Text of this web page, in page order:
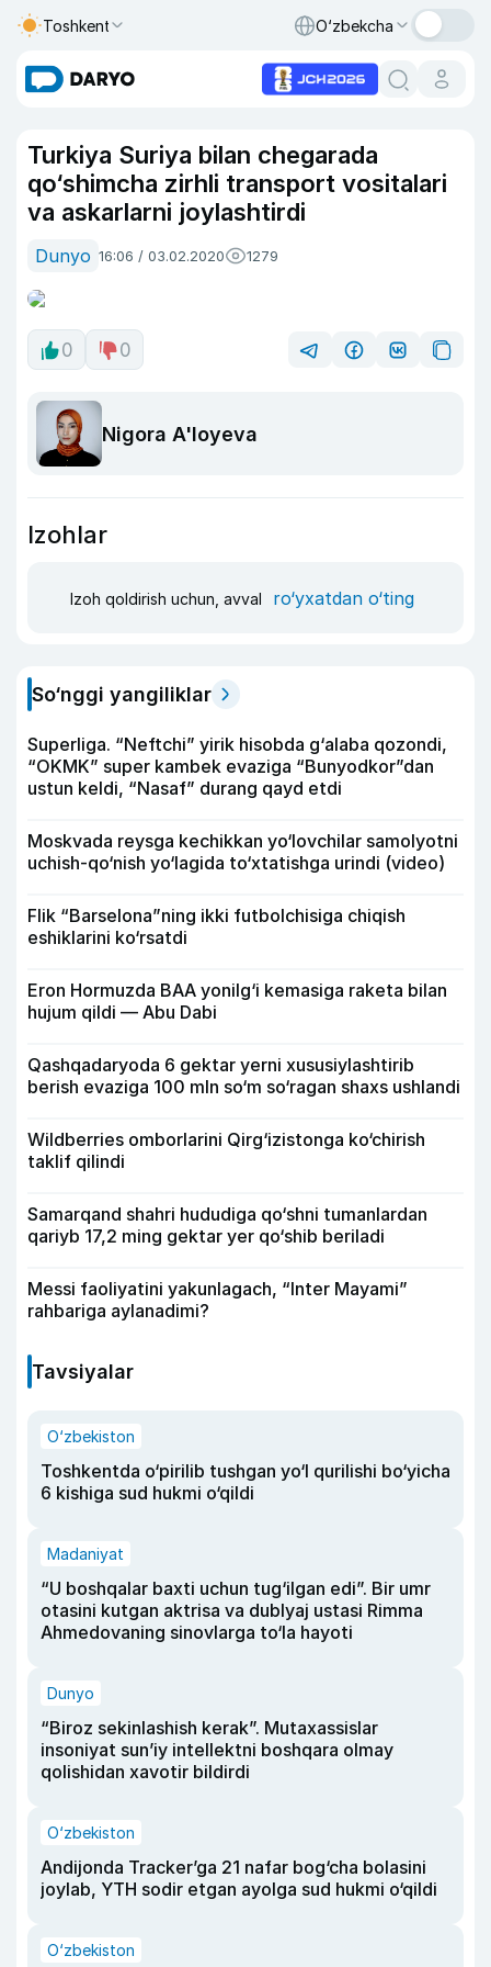
Toshkent O‘zbekcha
Turkiya Suriya bilan chegarada
qo‘shimcha zirhli transport vositalari
va askarlarni joylashtirdi
Dunyo 16:06 / 03.02.2020 1279
0 0
Nigora A'loyeva
Izohlar
Izoh qoldirish uchun, avval ro‘yxatdan o‘ting
So‘nggi yangiliklar
Superliga. “Neftchi” yirik hisobda g‘alaba qozondi,
“OKMK” super kambek evaziga “Bunyodkor”dan
ustun keldi, “Nasaf” durang qayd etdi
Moskvada reysga kechikkan yo‘lovchilar samolyotni
uchish-qo‘nish yo‘lagida to‘xtatishga urindi (video)
Flik “Barselona”ning ikki futbolchisiga chiqish
eshiklarini ko‘rsatdi
Eron Hormuzda BAA yonilg‘i kemasiga raketa bilan
hujum qildi — Abu Dabi
Qashqadaryoda 6 gektar yerni xususiylashtirib
berish evaziga 100 mln so‘m so‘ragan shaxs ushlandi
Wildberries omborlarini Qirg‘izistonga ko‘chirish
taklif qilindi
Samarqand shahri hududiga qo‘shni tumanlardan
qariyb 17,2 ming gektar yer qo‘shib beriladi
Messi faoliyatini yakunlagach, “Inter Mayami”
rahbariga aylanadimi?
Tavsiyalar
O‘zbekiston
Toshkentda o‘pirilib tushgan yo‘l qurilishi bo‘yicha
6 kishiga sud hukmi o‘qildi
Madaniyat
“U boshqalar baxti uchun tug‘ilgan edi”. Bir umr
otasini kutgan aktrisa va dublyaj ustasi Rimma
Ahmedovaning sinovlarga to‘la hayoti
Dunyo
“Biroz sekinlashish kerak”. Mutaxassislar
insoniyat sun’iy intellektni boshqara olmay
qolishidan xavotir bildirdi
O‘zbekiston
Andijonda Tracker’ga 21 nafar bog‘cha bolasini
joylab, YTH sodir etgan ayolga sud hukmi o‘qildi
O‘zbekiston